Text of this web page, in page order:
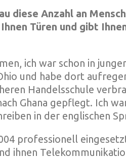
diese Anzahl an
Türen und gibt
ich war schon in
und habe dort
Handelsschule
Ghana gepflegt. Ich
in der englischen
professionell
ihnen